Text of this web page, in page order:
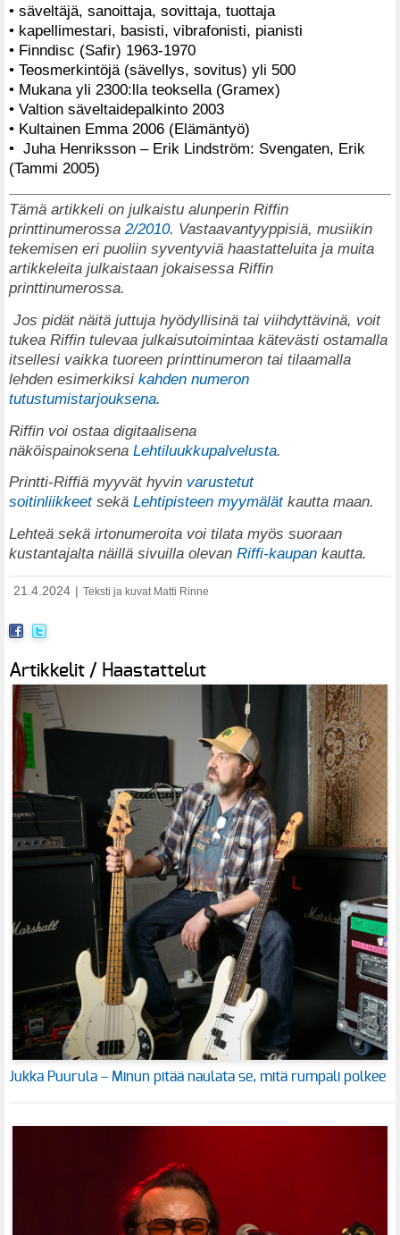
• säveltäjä, sanoittaja, sovittaja, tuottaja
• kapellimestari, basisti, vibrafonisti, pianisti
• Finndisc (Safir) 1963-1970
• Teosmerkintöjä (sävellys, sovitus) yli 500
• Mukana yli 2300:lla teoksella (Gramex)
• Valtion säveltaidepalkinto 2003
• Kultainen Emma 2006 (Elämäntyö)
• Juha Henriksson – Erik Lindström: Svengaten, Erik
(Tammi 2005)
Tämä artikkeli on julkaistu alunperin Riffin
printtinumerossa 2/2010. Vastaavantyyppisiä, musiikin
tekemisen eri puoliin syventyviä haastatteluita ja muita
artikkeleita julkaistaan jokaisessa Riffin
printtinumerossa.
Jos pidät näitä juttuja hyödyllisinä tai viihdyttävinä, voit
tukea Riffin tulevaa julkaisutoimintaa kätevästi ostamalla
itsellesi vaikka tuoreen printtinumeron tai tilaamalla
lehden esimerkiksi kahden numeron
tutustumistarjouksena.
Riffin voi ostaa digitaalisena
näköispainoksena Lehtiluukkupalvelusta.
Printti-Riffiä myyvät hyvin varustetut
soitinliikkeet sekä Lehtipisteen myymälätkautta maan.
Lehteä sekä irtonumeroita voi tilata myös suoraan
kustantajalta näillä sivuilla olevan Riffi-kaupan kautta.
21.4.2024 | Teksti ja kuvat Matti Rinne
Artikkelit / Haastattelut
Jukka Puurula – Minun pitää naulata se, mitä rumpali polkee